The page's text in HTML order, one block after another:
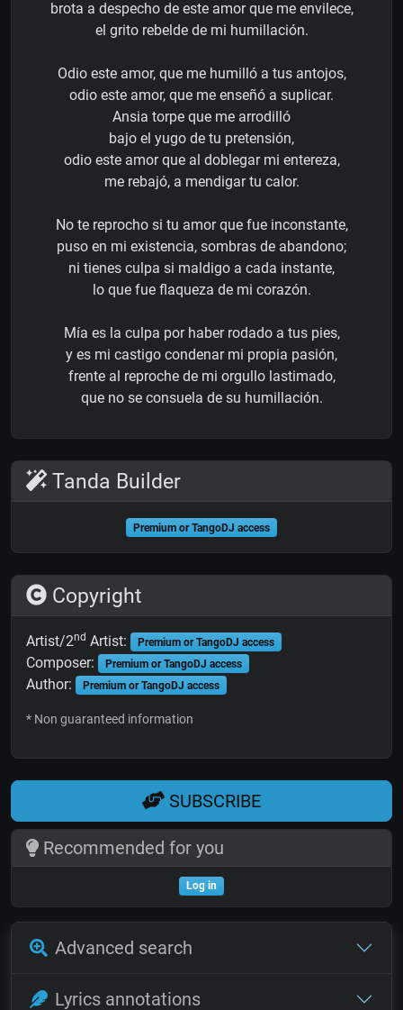
brota a despecho de este amor que me envilece,
el grito rebelde de mi humillación.
Odio este amor, que me humilló a tus antojos,
odio este amor, que me enseñó a suplicar.
Ansia torpe que me arrodilló
bajo el yugo de tu pretensión,
odio este amor que al doblegar mi entereza,
me rebajó, a mendigar tu calor.
No te reprocho si tu amor que fue inconstante,
puso en mi existencia, sombras de abandono;
ni tienes culpa si maldigo a cada instante,
lo que fue flaqueza de mi corazón.
Mía es la culpa por haber rodado a tus pies,
y es mi castigo condenar mi propia pasión,
frente al reproche de mi orgullo lastimado,
que no se consuela de su humillación.
Tanda Builder
Premium or TangoDJ access
Copyright
Artist/2nd Artist: Premium or TangoDJ access
Composer: Premium or TangoDJ access
Author: Premium or TangoDJ access
* Non guaranteed information
SUBSCRIBE
Recommended for you
Log in
Advanced search
Lyrics annotations